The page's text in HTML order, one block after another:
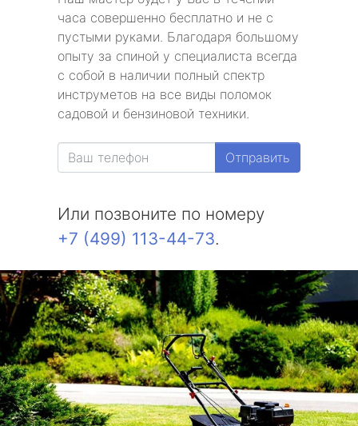
часа совершенно бесплатно и не с
пустыми руками. Благодаря большому
опыту за спиной у специалиста всегда
с собой в наличии полный спектр
инструметов на все виды поломок
садовой и бензиновой техники.
Отправить
Или позвоните по номеру
+7 (499) 113-44-73.